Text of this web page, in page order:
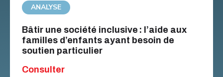
ANALYSE
Bâtir une société inclusive : l’aide aux
familles d’enfants ayant besoin de
soutien particulier
Consulter